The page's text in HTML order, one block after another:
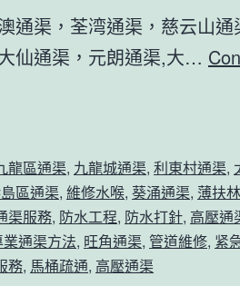
通渠，荃湾通渠，慈云山通
仙通渠，元朗通渠,大…
龍區通渠, 九龍城通渠, 利東村通渠,
區通渠, 維修水喉, 葵涌通渠, 薄扶
渠服務, 防水工程, 防水打針, 高壓通
通渠方法, 旺角通渠, 管道維修, 紧
務, 馬桶疏通, 高壓通渠